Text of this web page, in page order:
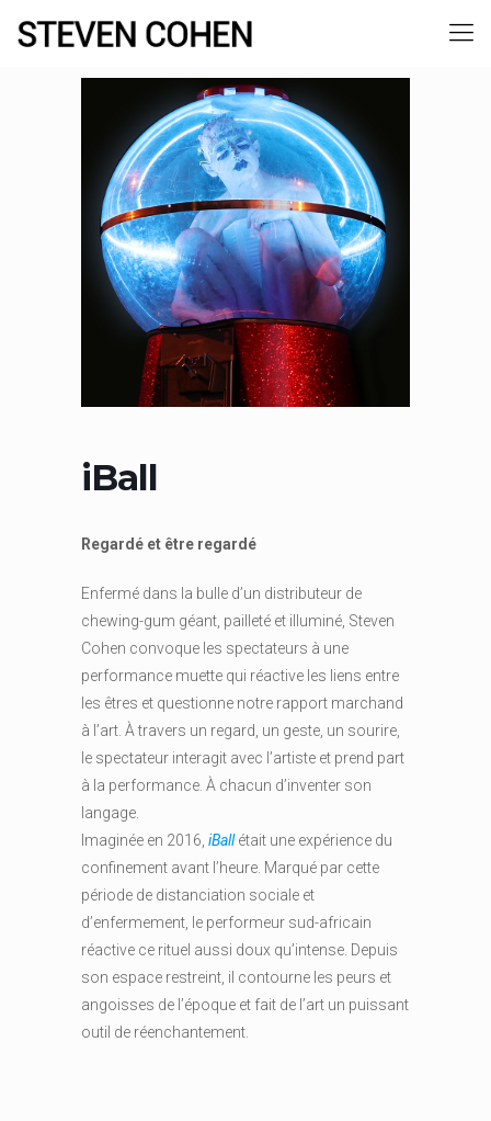
iBall
Regardé et être regardé
Enfermé dans la bulle d’un distributeur de
chewing-gum géant, pailleté et illuminé, Steven
Cohen convoque les spectateurs à une
performance muette qui réactive les liens entre
les êtres et questionne notre rapport marchand
à l’art. À travers un regard, un geste, un sourire,
le spectateur interagit avec l’artiste et prend part
à la performance. À chacun d’inventer son
langage.
Imaginée en 2016, iBall était une expérience du
confinement avant l’heure. Marqué par cette
période de distanciation sociale et
d’enfermement, le performeur sud-africain
réactive ce rituel aussi doux qu’intense. Depuis
son espace restreint, il contourne les peurs et
angoisses de l’époque et fait de l’art un puissant
outil de réenchantement.